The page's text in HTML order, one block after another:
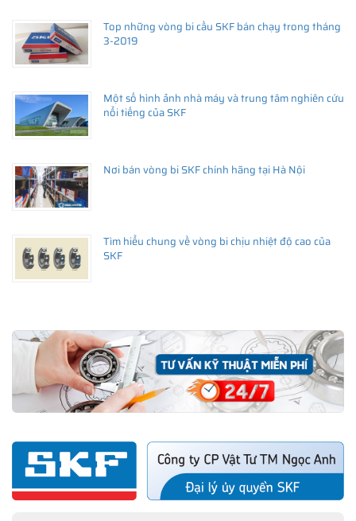
Top những vòng bi cầu SKF bán chạy trong tháng
3-2019
Một số hình ảnh nhà máy và trung tâm nghiên cứu
nổi tiếng của SKF
Nơi bán vòng bi SKF chính hãng tại Hà Nội
Tìm hiểu chung về vòng bi chịu nhiệt độ cao của
SKF